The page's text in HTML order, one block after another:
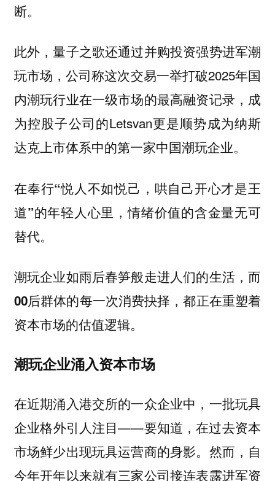
断。
此外，量子之歌还通过并购投资强势进军潮
玩市场，公司称这次交易一举打破2025年国
内潮玩行业在一级市场的最高融资记录，成
为控股子公司的Letsvan更是顺势成为纳斯
达克上市体系中的第一家中国潮玩企业。
在奉行“悦人不如悦己，哄自己开心才是王
道”的年轻人心里，情绪价值的含金量无可
替代。
潮玩企业如雨后春笋般走进人们的生活，而
00后群体的每一次消费抉择，都正在重塑着
资本市场的估值逻辑。
潮玩企业涌入资本市场
在近期涌入港交所的一众企业中，一批玩具
企业格外引人注目——要知道，在过去资本
市场鲜少出现玩具运营商的身影。然而，自
今年开年以来就有三家公司接连表露进军资